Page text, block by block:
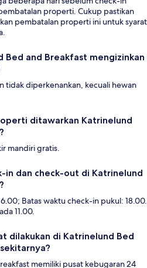
properti. Cukup pastikan
pembatalan properti ini untuk syarat
Bed and Breakfast mengizinkan
tidak diperkenankan, kecuali hewan
ditawarkan Katrinelund
mandiri gratis.
in dan check-out di Katrinelund
Batas waktu check-in pukul: 18.00.
11.00.
dilakukan di Katrinelund Bed
memiliki pusat kebugaran 24